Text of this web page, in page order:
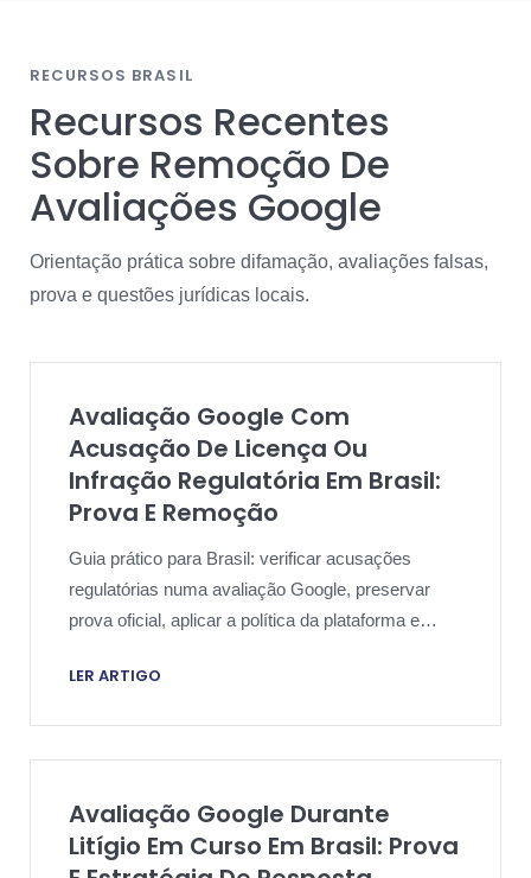
RECURSOS BRASIL
Recursos Recentes
Sobre Remoção De
Avaliações Google
Orientação prática sobre difamação, avaliações falsas,
prova e questões jurídicas locais.
Avaliação Google Com
Acusação De Licença Ou
Infração Regulatória Em Brasil:
Prova E Remoção
Guia prático para Brasil: verificar acusações
regulatórias numa avaliação Google, preservar
prova oficial, aplicar a política da plataforma e
LER ARTIGO
Avaliação Google Durante
Litígio Em Curso Em Brasil: Prova